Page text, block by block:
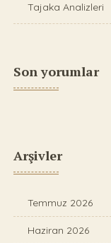
Tajaka Analizleri
Son yorumlar
Arşivler
Temmuz 2026
Haziran 2026